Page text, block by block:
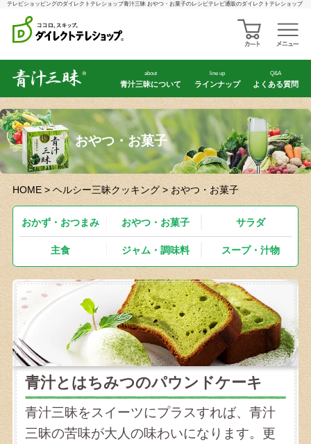
テレビショッピングのダイレクトテレショップ青汁三昧 おやつ・お菓子のレシピテレビ通販のダイレクトテレショップ
about
青汁三昧について
line up
ラインナップ
Q&A
よくある質問
おやつ・お菓子
HOME>ヘルシー三昧クッキング> おやつ・お菓子
おかず・おつまみ おやつ・お菓子 サラダ
主食 ジャム・調味料 スープ・汁物
青汁とはちみつのパウンドケーキ
青汁三昧をスイーツにプラスすれば、青汁
三昧の苦味が大人の味わいになります。更